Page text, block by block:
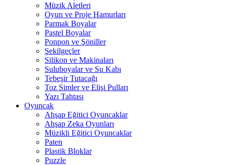
Müzik Aletleri
Oyun ve Proje Hamurları
Parmak Boyalar
Pastel Boyalar
Ponpon ve Şöniller
Şekilgeçler
Silikon ve Makinaları
Suluboyalar ve Su Kabı
Tebeşir Tutacağı
Toz Simler ve Elişi Pulları
Yazı Tahtası
Oyuncak
Ahşap Eğitici Oyuncaklar
Ahşap Zeka Oyunları
Müzikli Eğitici Oyuncaklar
Paten
Plastik Bloklar
Puzzle